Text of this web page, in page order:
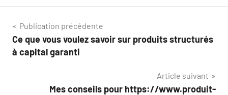
Navigation
de
Publication précédente
Ce que vous voulez savoir sur produits structurés
à capital garanti
Article suivant
Mes conseils pour https://www.produit-